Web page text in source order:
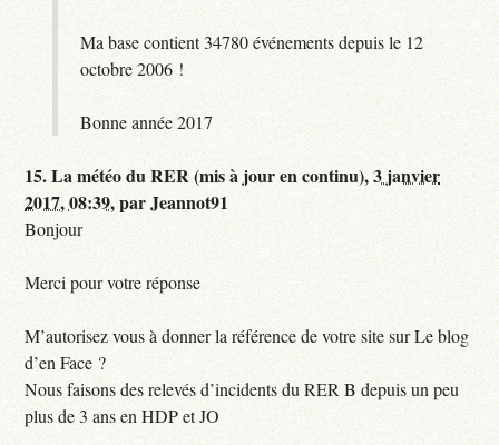
Ma base contient 34780 événements depuis le 12
octobre 2006 !
Bonne année 2017
15.La météo du RER (mis à jour en continu),3 janvier
2017, 08:39,parJeannot91
Bonjour
Merci pour votre réponse
M’autorisez vous à donner la référence de votre site sur Le blog
d’en Face ?
Nous faisons des relevés d’incidents du RER B depuis un peu
plus de 3 ans en HDP et JO